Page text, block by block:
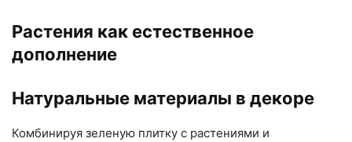
Растения как естественное
дополнение
Натуральные материалы в декоре
Комбинируя зеленую плитку с растениями и